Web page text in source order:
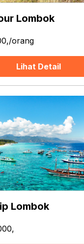
Lombok
orang
Lihat Detail
Lombok